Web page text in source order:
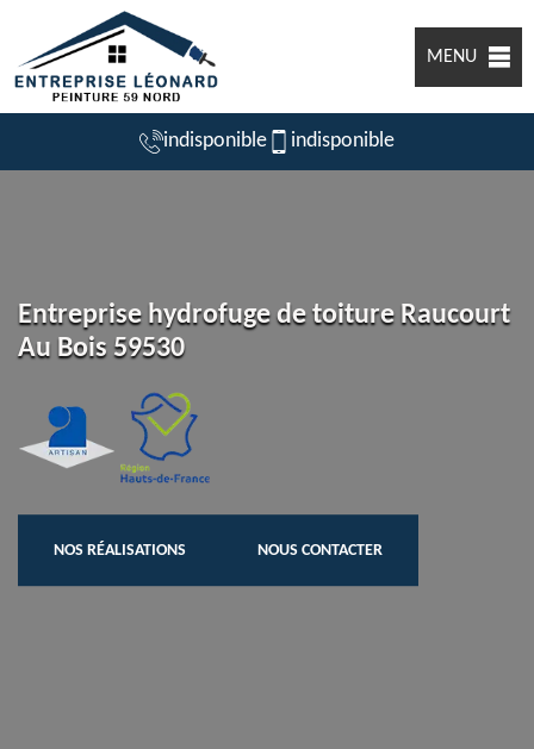
MENU
indisponible indisponible
Entreprise hydrofuge de toiture Raucourt
Au Bois 59530
NOS RÉALISATIONS NOUS CONTACTER